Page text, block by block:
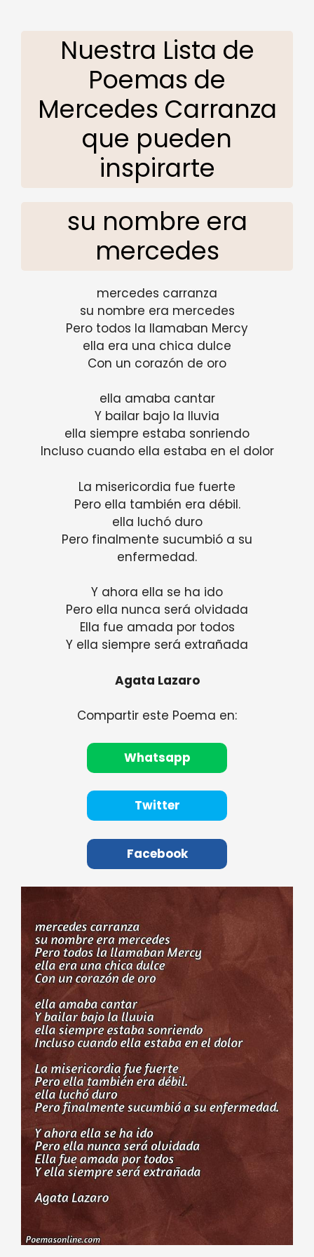
Nuestra Lista de
Poemas de
Mercedes Carranza
que pueden
inspirarte
su nombre era
mercedes
mercedes carranza
su nombre era mercedes
Pero todos la llamaban Mercy
ella era una chica dulce
Con un corazón de oro
ella amaba cantar
Y bailar bajo la lluvia
ella siempre estaba sonriendo
Incluso cuando ella estaba en el dolor
La misericordia fue fuerte
Pero ella también era débil.
ella luchó duro
Pero finalmente sucumbió a su
enfermedad.
Y ahora ella se ha ido
Pero ella nunca será olvidada
Ella fue amada por todos
Y ella siempre será extrañada
Agata Lazaro
Compartir este Poema en:
Whatsapp
Twitter
Facebook